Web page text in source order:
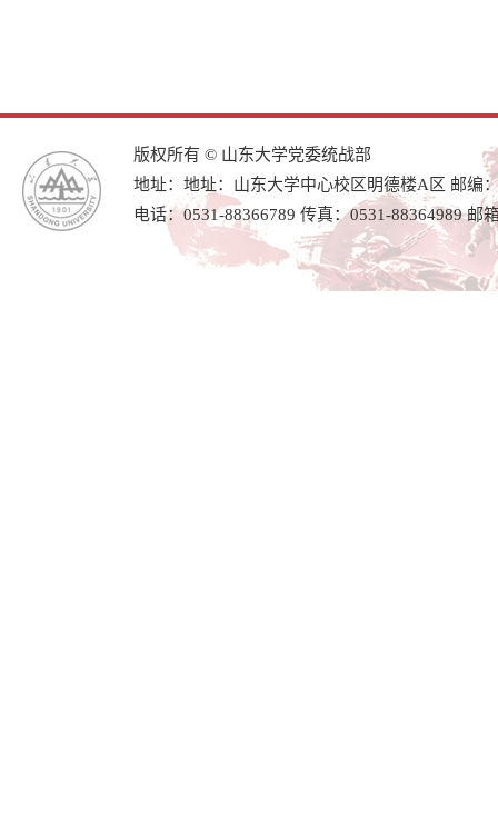
版权所有 © 山东大学党委统战部
地址：地址：山东大学中心校区明德楼A区 邮编
电话：0531-88366789 传真：0531-88364989 邮